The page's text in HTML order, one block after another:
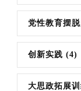
党性教育摆
创新实践 (4)
大思政拓展